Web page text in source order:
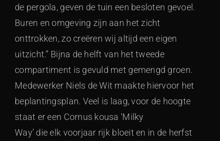
de pergola, geven de tuin een besloten gevoel.
Buren en omgeving zijn aan het zicht
onttrokken, zo creëren wij altijd een eigen
uitzicht.” Bijna de helft van het tweede
compartiment is gevuld met gemengd groen.
Medewerker Niels de Wit maakte hiervoor het
beplantingsplan. Veel is laag, voor de hoogte
staat er een Cornus kousa ‘Milky
Way’ die elk voorjaar rijk bloeit en in de herfst